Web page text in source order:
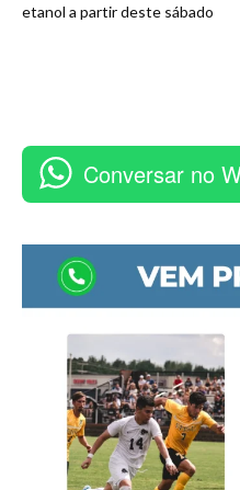
etanol a partir deste sábado
Conversar no